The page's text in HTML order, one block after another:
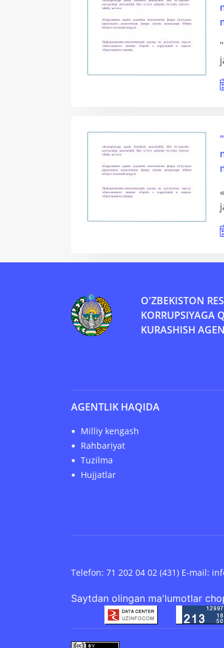
O'ZBEKISTON
KORRUPSIYAGA
KURASHISH
AGENTLIK HAQIDA
Milliy kengash
Rahbariyat
Tuzilma
Hujjatlar
Telefon: 71 202 04 02 (431) E-mail:
Saytdan olingan ma'lumotlar